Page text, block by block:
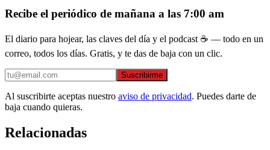
Recibe el periódico de mañana a las 7:00 am
El diario para hojear, las claves del día y el podcast ☕ — todo en un
correo, todos los días. Gratis, y te das de baja con un clic.
Suscribirme
Al suscribirte aceptas nuestro aviso de privacidad. Puedes darte de
baja cuando quieras.
Relacionadas